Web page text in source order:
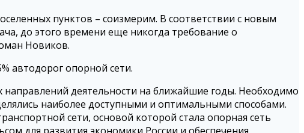
пунктов – соизмерим. В соответствии с новым
до этого времени еще никогда требование о
Новиков.
автодорог опорной сети.
деятельности на ближайшие годы. Необходимо
наиболее доступными и оптимальными способами.
сети, основой которой стала опорная сеть